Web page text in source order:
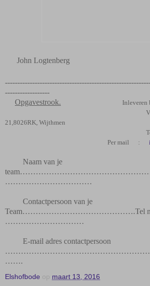
John Logtenberg
------------------
Opgavestrook.
Inleveren
21,8026RK, Wijthmen
Per mail
:
Naam van je
……………………………
Contactpersoon van je
Team…………………………………….Tel
…………………………
E-mail adres contactpersoon
…….
Elshofbode op maart 13, 2016